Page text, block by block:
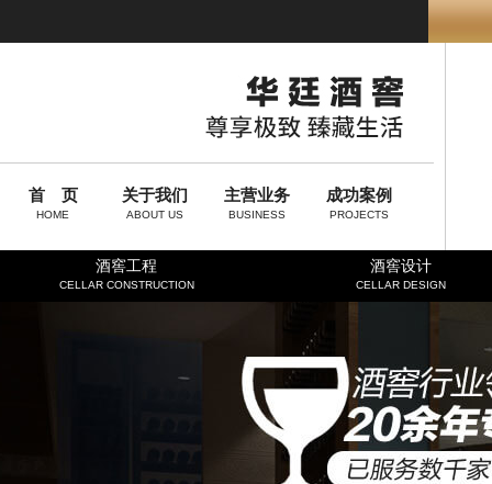
首 页
HOME
关于我们
ABOUT US
主营业务
BUSINESS
成功案例
PROJECTS
酒窖工程
CELLAR CONSTRUCTION
酒窖设计
CELLAR DESIGN